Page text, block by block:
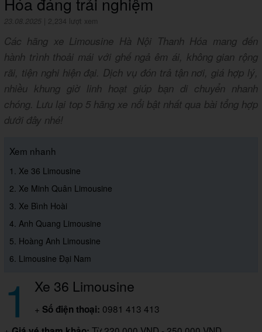
23.08.2025 2,234 lượt xem
Các hãng xe Limousine Hà Nội Thanh Hóa mang đến
hành trình thoải mái với ghế ngả êm ái, không gian rộng
rãi, tiện nghi hiện đại. Dịch vụ đón trả tận nơi, giá hợp lý,
nhiều khung giờ linh hoạt giúp bạn di chuyển nhanh
chóng. Lưu lại top 5 hãng xe nổi bật nhất qua bài tổng hợp
dưới đây nhé!
Xem nhanh
1. Xe 36 Limousine
2. Xe Minh Quân Limousine
3. Xe Bình Hoài
4. Anh Quang Limousine
5. Hoàng Anh Limousine
6. Limousine Đại Nam
1 Xe 36 Limousine
+ Số điện thoại: 0981 413 413